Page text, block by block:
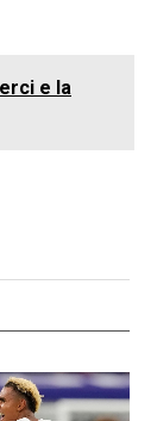
e la